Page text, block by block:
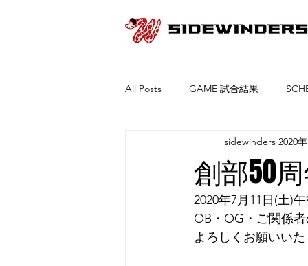
All Posts GAME 試合結果
創部50
sidewinders 2020
2020年7月11日(土)
OB・OG・ご関係
よろしくお願いい